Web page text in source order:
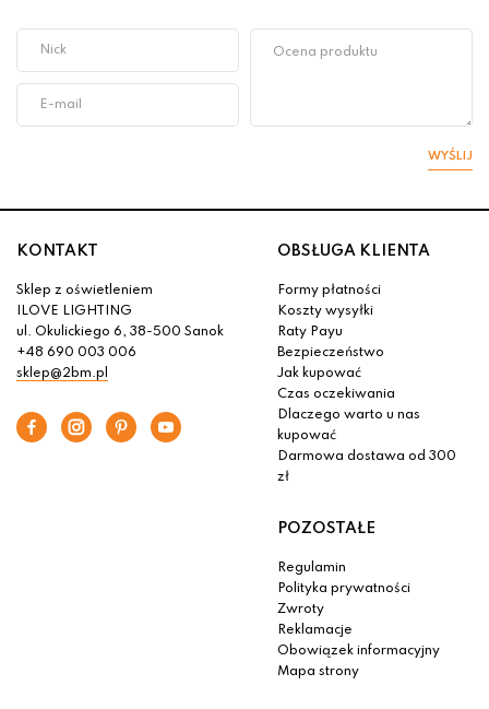
WYŚLIJ
KONTAKT
Sklep z oświetleniem
ILOVE LIGHTING
ul. Okulickiego 6, 38-500 Sanok
+48 690 003 006
sklep@2bm.pl
OBSŁUGA KLIENTA
Formy płatności
Koszty wysyłki
Raty Payu
Bezpieczeństwo
Jak kupować
Czas oczekiwania
Dlaczego warto u nas
kupować
Darmowa dostawa od 300
zł
POZOSTAŁE
Regulamin
Polityka prywatności
Zwroty
Reklamacje
Obowiązek informacyjny
Mapa strony